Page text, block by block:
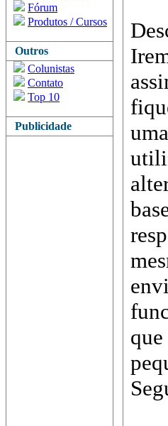
Fórum
Produtos / Cursos
Outros
Colunistas
Contato
Top 10
Publicidade